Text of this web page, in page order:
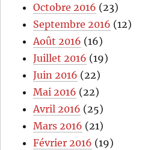
Octobre 2016 (23)
Septembre 2016 (12)
Août 2016 (16)
Juillet 2016 (19)
Juin 2016 (22)
Mai 2016 (22)
Avril 2016 (25)
Mars 2016 (21)
Février 2016 (19)